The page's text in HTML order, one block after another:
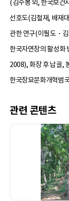
(김수봉 외, 한국보건
선호도(김철재, 배재
관한 연구(이필도・
한국자연장의 활성화
2008), 화장 후 납골,
한국장묘문화개혁범
관련 콘텐츠